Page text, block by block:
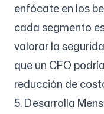
enfócate en los
cada segmento
valorar la
que un CFO
reducción de
5. Desarrolla